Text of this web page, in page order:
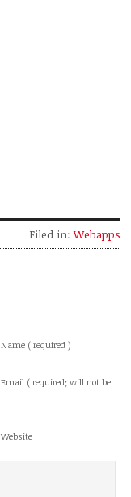
Filed in:Webapps
Name ( required )
Email ( required; will not be
Website